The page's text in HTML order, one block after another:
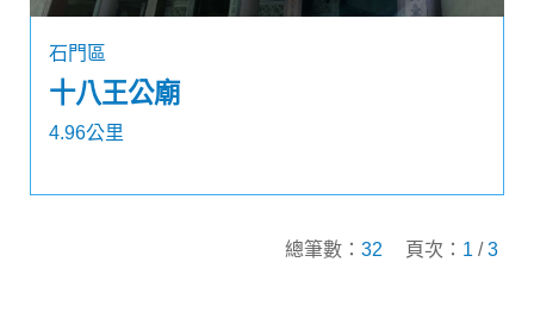
石門區
十八王公廟
4.96公里
總筆數： 32 頁次： 1 /3